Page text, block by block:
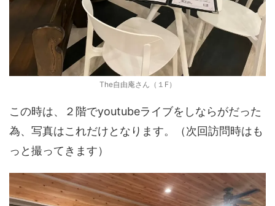
The自由庵さん（１F）
この時は、２階でyoutubeライブをしならがだった
為、写真はこれだけとなります。（次回訪問時はも
っと撮ってきます）